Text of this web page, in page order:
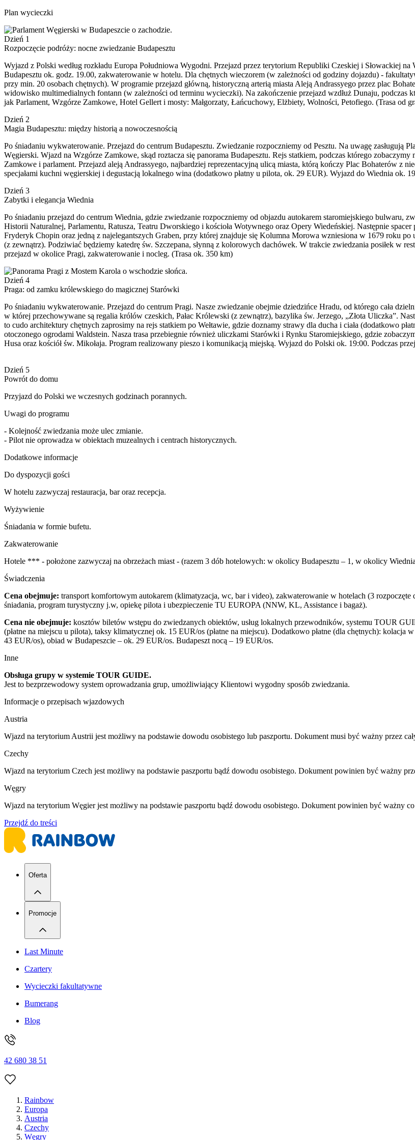
Plan wycieczki
Dzień 1
Rozpoczęcie podróży: nocne zwiedzanie Budapesztu
Wyjazd z Polski według rozkładu Europa Południowa Wygodni. Przejazd przez terytorium Republiki Czeskiej i Słowackiej
Budapesztu ok. godz. 19.00, zakwaterowanie w hotelu. Dla chętnych wieczorem (w zależności od godziny dojazdu) -
przy min. 20 osobach chętnych). W programie przejazd główną, historyczną arterią miasta Aleją Andrassyego przez plac
widowisko multimedialnych fontann (w zależności od terminu wycieczki). Na zakończenie przejazd wzdłuż Dunaju, podczas
jak Parlament, Wzgórze Zamkowe, Hotel Gellert i mosty: Małgorzaty, Łańcuchowy, Elżbiety, Wolności, Petofiego. (Trasa od
Dzień 2
Magia Budapesztu: między historią a nowoczesnością
Po śniadaniu wykwaterowanie. Przejazd do centrum Budapesztu. Zwiedzanie rozpoczniemy od Pesztu. Na uwagę zasługują
Węgierski. Wjazd na Wzgórze Zamkowe, skąd roztacza się panorama Budapesztu. Rejs statkiem, podczas którego
Zamkowe i parlament. Przejazd aleją Andrassyego, najbardziej reprezentacyjną ulicą miasta, którą kończy Plac Bohaterów z
specjałami kuchni węgierskiej i degustacją lokalnego wina (dodatkowo płatny u pilota, ok. 29 EUR). Wyjazd do Wiednia ok.
Dzień 3
Zabytki i elegancja Wiednia
Po śniadaniu przejazd do centrum Wiednia, gdzie zwiedzanie rozpoczniemy od objazdu autokarem staromiejskiego
Historii Naturalnej, Parlamentu, Ratusza, Teatru Dworskiego i kościoła Wotywnego oraz Opery Wiedeńskiej. Następnie
Fryderyk Chopin oraz jedną z najelegantszych Graben, przy której znajduje się Kolumna Morowa wzniesiona w 1679 roku
(z zewnątrz). Podziwiać będziemy katedrę św. Szczepana, słynną z kolorowych dachówek. W trakcie zwiedzania posiłek w
przejazd w okolice Pragi, zakwaterowanie i nocleg. (Trasa ok. 350 km)
Dzień 4
Praga: od zamku królewskiego do magicznej Starówki
Po śniadaniu wykwaterowanie. Przejazd do centrum Pragi. Nasze zwiedzanie obejmie dziedzińce Hradu, od którego cała
w której przechowywane są regalia królów czeskich, Pałac Królewski (z zewnątrz), bazylika św. Jerzego, „Złota Uliczka”.
to cudo architektury chętnych zaprosimy na rejs statkiem po Wełtawie, gdzie doznamy strawy dla ducha i ciała (dodatkowo
otoczonego ogrodami Waldstein. Nasza trasa przebiegnie również uliczkami Starówki i Rynku Staromiejskiego, gdzie
Husa oraz kościół św. Mikołaja. Program realizowany pieszo i komunikacją miejską. Wyjazd do Polski ok. 19:00. Podczas
Dzień 5
Powrót do domu
Przyjazd do Polski we wczesnych godzinach porannych.
Uwagi do programu
- Kolejność zwiedzania może ulec zmianie.
- Pilot nie oprowadza w obiektach muzealnych i centrach historycznych.
Dodatkowe informacje
Do dyspozycji gości
W hotelu zazwyczaj restauracja, bar oraz recepcja.
Wyżywienie
Śniadania w formie bufetu.
Zakwaterowanie
Hotele *** - położone zazwyczaj na obrzeżach miast - (razem 3 dób hotelowych: w okolicy Budapesztu – 1, w okolicy
Świadczenia
Cena obejmuje: transport komfortowym autokarem (klimatyzacja, wc, bar i video), zakwaterowanie w hotelach (3
śniadania, program turystyczny j.w, opiekę pilota i ubezpieczenie TU EUROPA (NNW, KL, Assistance i bagaż).
Cena nie obejmuje: kosztów biletów wstępu do zwiedzanych obiektów, usług lokalnych przewodników, systemu TOUR
(płatne na miejscu u pilota), taksy klimatycznej ok. 15 EUR/os (płatne na miejscu). Dodatkowo płatne (dla chętnych):
43 EUR/os), obiad w Budapeszcie – ok. 29 EUR/os. Budapeszt nocą – 19 EUR/os.
Inne
Obsługa grupy w systemie TOUR GUIDE.
Jest to bezprzewodowy system oprowadzania grup, umożliwiający Klientowi wygodny sposób zwiedzania.
Informacje o przepisach wjazdowych
Austria
Wjazd na terytorium Austrii jest możliwy na podstawie dowodu osobistego lub paszportu. Dokument musi być ważny przez
Czechy
Wjazd na terytorium Czech jest możliwy na podstawie paszportu bądź dowodu osobistego. Dokument powinien być ważny
Węgry
Wjazd na terytorium Węgier jest możliwy na podstawie paszportu bądź dowodu osobistego. Dokument powinien być ważny
Przejdź do treści
Oferta
Promocje
Last Minute
Czartery
Wycieczki fakultatywne
Bumerang
Blog
42 680 38 51
Rainbow
Europa
Austria
Czechy
Węgry